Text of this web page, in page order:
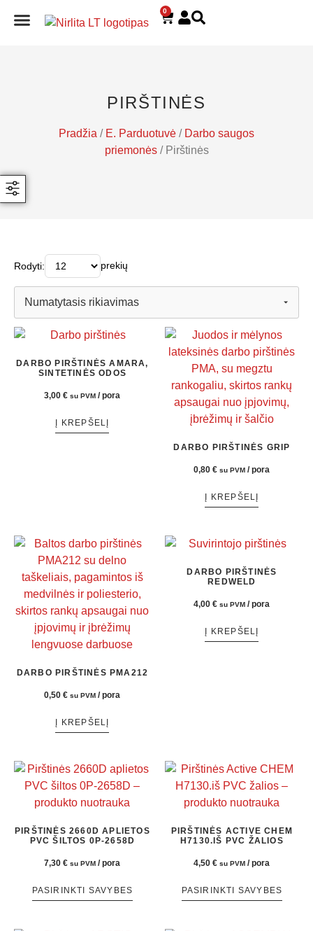
0
PIRŠTINĖS
Pradžia / E. Parduotuvė / Darbo saugos
priemonės/ Pirštinės
Rodyti: prekių
DARBO PIRŠTINĖS AMARA,
SINTETINĖS ODOS
3,00€ su PVM / pora
Į KREPŠELĮ
DARBO PIRŠTINĖS GRIP
0,80€ su PVM / pora
Į KREPŠELĮ
DARBO PIRŠTINĖS PMA212
0,50€ su PVM / pora
Į KREPŠELĮ
DARBO PIRŠTINĖS
REDWELD
4,00€ su PVM / pora
Į KREPŠELĮ
PIRŠTINĖS 2660D APLIETOS
PVC ŠILTOS 0P-2658D
7,30€ su PVM / pora
PASIRINKTI SAVYBES
PIRŠTINĖS ACTIVE CHEM
H7130.IŠ PVC ŽALIOS
4,50€ su PVM / pora
PASIRINKTI SAVYBES